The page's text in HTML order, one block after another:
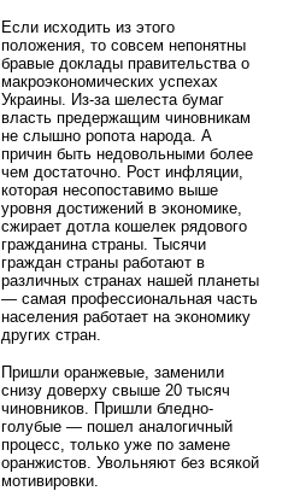
Если исходить из этого
положения, то совсем непонятны
бравые доклады правительства о
макроэкономических успехах
Украины. Из-за шелеста бумаг
власть предержащим чиновникам
не слышно ропота народа. А
причин быть недовольными более
чем достаточно. Рост инфляции,
которая несопоставимо выше
уровня достижений в экономике,
сжирает дотла кошелек рядового
гражданина страны. Тысячи
граждан страны работают в
различных странах нашей планеты
— самая профессиональная часть
населения работает на экономику
других стран.
Пришли оранжевые, заменили
снизу доверху свыше 20 тысяч
чиновников. Пришли бледно-
голубые — пошел аналогичный
процесс, только уже по замене
оранжистов. Увольняют без всякой
мотивировки.